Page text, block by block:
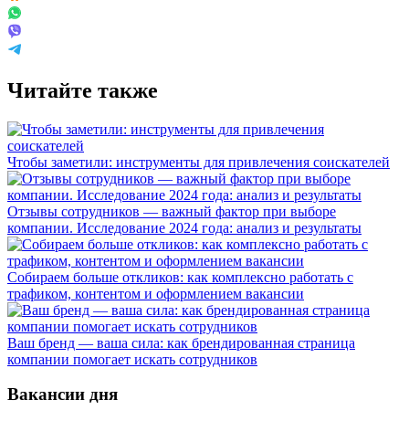
Читайте также
Чтобы заметили: инструменты для привлечения соискателей
Отзывы сотрудников — важный фактор при выборе
компании. Исследование 2024 года: анализ и результаты
Собираем больше откликов: как комплексно работать с
трафиком, контентом и оформлением вакансии
Ваш бренд — ваша сила: как брендированная страница
компании помогает искать сотрудников
Вакансии дня